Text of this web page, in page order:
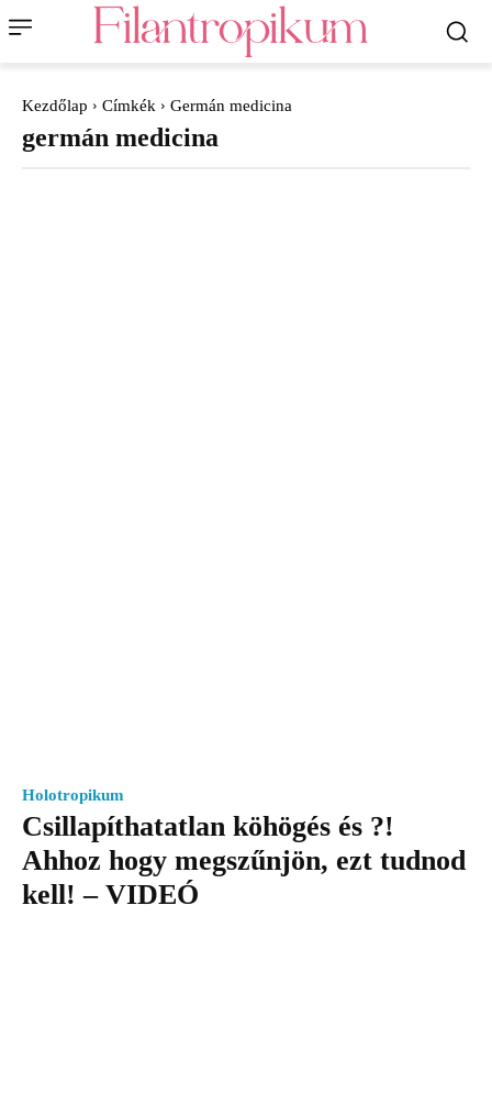
Kezdőlap Címkék Germán medicina
germán medicina
Holotropikum
Csillapíthatatlan köhögés és ?!
Ahhoz hogy megszűnjön, ezt tudnod
kell! – VIDEÓ